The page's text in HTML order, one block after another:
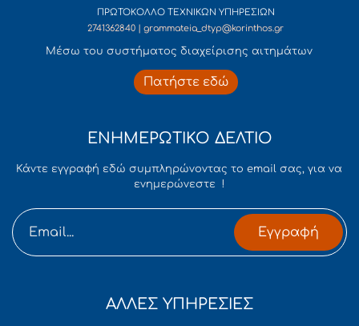
ΠΡΩΤΟΚΟΛΛΟ ΤΕΧΝΙΚΩΝ ΥΠΗΡΕΣΙΩΝ
2741362840 | grammateia_dtyp@korinthos.gr
Mέσω του συστήματος διαχείρισης αιτημάτων
Πατήστε εδώ
ΕΝΗΜΕΡΩΤΙΚΟ ΔΕΛΤΙΟ
Κάντε εγγραφή εδώ συμπληρώνοντας το email σας, για να
ενημερώνεστε !
Εγγραφή
ΑΛΛΕΣ ΥΠΗΡΕΣΙΕΣ